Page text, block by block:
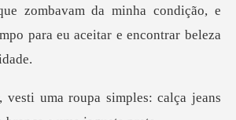
zombavam da minha condição, e
simples: calça jeans